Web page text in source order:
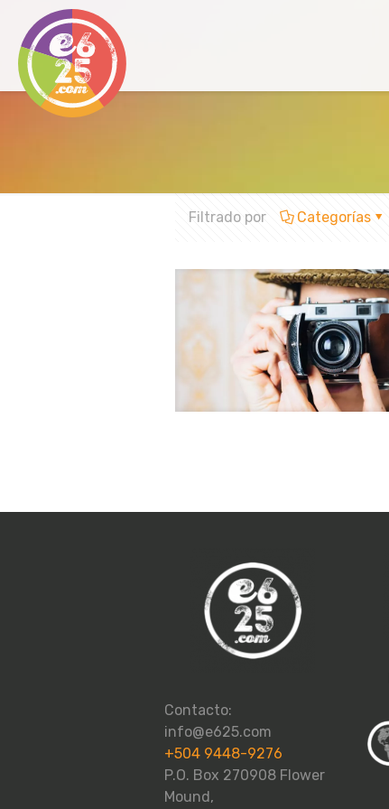
Filtrado por Categorías
Contacto:
info@e625.com
+504 9448-9276
P.O. Box 270908 Flower
Mound,